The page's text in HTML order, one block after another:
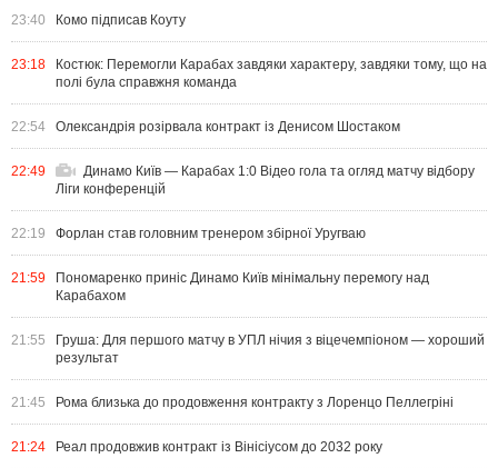
23:40 Комо підписав Коуту
23:18
Костюк: Перемогли Карабах завдяки характеру, завдяки тому, що на
полі була справжня команда
22:54 Олександрія розірвала контракт із Денисом Шостаком
22:49
Динамо Київ — Карабах 1:0 Відео гола та огляд матчу відбору
Ліги конференцій
22:19 Форлан став головним тренером збірної Уругваю
21:59
Пономаренко приніс Динамо Київ мінімальну перемогу над
Карабахом
21:55
Груша: Для першого матчу в УПЛ нічия з віцечемпіоном — хороший
результат
21:45 Рома близька до продовження контракту з Лоренцо Пеллегріні
21:24 Реал продовжив контракт із Вінісіусом до 2032 року